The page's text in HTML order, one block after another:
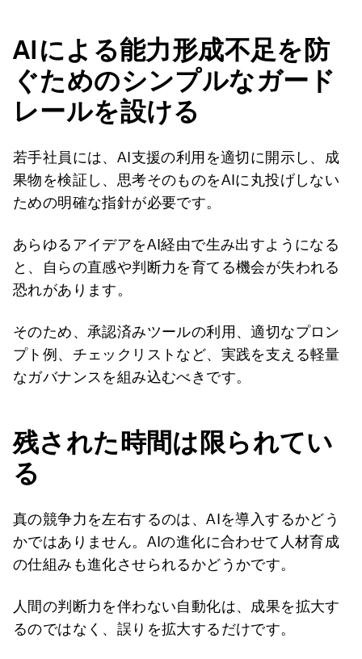
AIによる能力形成不足を防
ぐためのシンプルなガード
レールを設ける
若手社員には、AI支援の利用を適切に開示し、成
果物を検証し、思考そのものをAIに丸投げしない
ための明確な指針が必要です。
あらゆるアイデアをAI経由で生み出すようになる
と、自らの直感や判断力を育てる機会が失われる
恐れがあります。
そのため、承認済みツールの利用、適切なプロン
プト例、チェックリストなど、実践を支える軽量
なガバナンスを組み込むべきです。
残された時間は限られてい
る
真の競争力を左右するのは、AIを導入するかどう
かではありません。AIの進化に合わせて人材育成
の仕組みも進化させられるかどうかです。
人間の判断力を伴わない自動化は、成果を拡大す
るのではなく、誤りを拡大するだけです。